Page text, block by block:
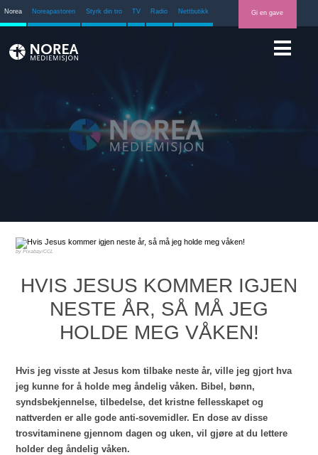
Norea Noreapastoren Styrk din tro TV Radio Nettbutikk Gi en gave
Pixabay/CCL
HVIS JESUS KOMMER IGJEN
NESTE ÅR, SÅ MÅ JEG
HOLDE MEG VÅKEN!
Hvis jeg visste at Jesus kom tilbake neste år, ville jeg gjort hva
jeg kunne for å holde meg åndelig våken. Bibel, bønn,
syndsbekjennelse, tilbedelse, det kristne fellesskapet og
nattverden er alle gode anti-sovemidler. En dose av disse
trosvitaminene gjennom dagen og uken, vil gjøre at du lettere
holder deg åndelig våken.